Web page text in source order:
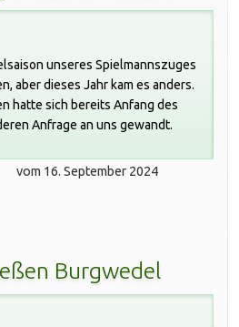
unseres Spielmannszuges
aber dieses Jahr kam es anders.
hatte sich bereits Anfang des
Anfrage an uns gewandt.
vom 16. September 2024
Burgwedel